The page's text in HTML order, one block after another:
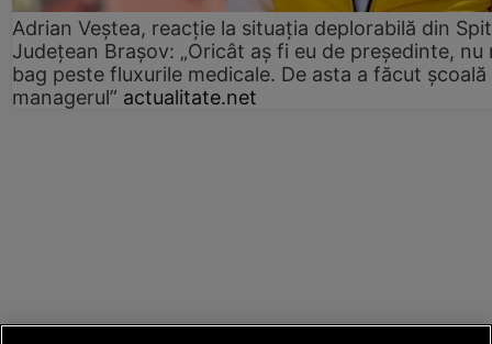
Adrian Veștea, reacție la situația deplorabilă din
Județean Brașov: „Oricât aș fi eu de președinte, nu
bag peste fluxurile medicale. De asta a făcut școală
managerul” actualitate.net